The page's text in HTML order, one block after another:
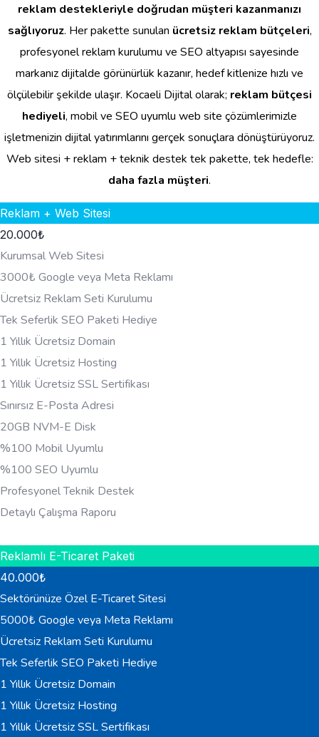
reklam destekleriyle doğrudan müşteri kazanmanızı
sağlıyoruz. Her pakette sunulan ücretsiz reklam bütçeleri,
profesyonel reklam kurulumu ve SEO altyapısı sayesinde
markanız dijitalde görünürlük kazanır, hedef kitlenize hızlı ve
ölçülebilir şekilde ulaşır. Kocaeli Dijital olarak; reklam bütçesi
hediyeli, mobil ve SEO uyumlu web site çözümlerimizle
işletmenizin dijital yatırımlarını gerçek sonuçlara dönüştürüyoruz.
Web sitesi + reklam + teknik destek tek pakette, tek hedefle:
daha fazla müşteri.
Reklam + Web Sitesi
20.000₺
Kurumsal Web Sitesi
3000₺ Google veya Meta Reklamı
Ücretsiz Reklam Seti Kurulumu
Tek Seferlik SEO Paketi Hediye
1 Yıllık Ücretsiz Domain
1 Yıllık Ücretsiz Hosting
1 Yıllık Ücretsiz SSL Sertifikası
Sınırsız E-Posta Adresi
20GB NVM-E Disk
%100 Mobil Uyumlu
%100 SEO Uyumlu
Profesyonel Teknik Destek
Detaylı Çalışma Raporu
Reklamlı E-Ticaret Paketi
40.000₺
Sektörünüze Özel E-Ticaret Sitesi
5000₺ Google veya Meta Reklamı
Ücretsiz Reklam Seti Kurulumu
Tek Seferlik SEO Paketi Hediye
1 Yıllık Ücretsiz Domain
1 Yıllık Ücretsiz Hosting
1 Yıllık Ücretsiz SSL Sertifikası